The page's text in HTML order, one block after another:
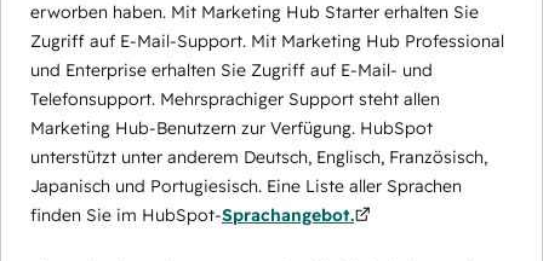
erworben haben. Mit Marketing Hub Starter erhalten Sie
Zugriff auf E-Mail-Support. Mit Marketing Hub Professional
und Enterprise erhalten Sie Zugriff auf E-Mail- und
Telefonsupport. Mehrsprachiger Support steht allen
Marketing Hub-Benutzern zur Verfügung. HubSpot
unterstützt unter anderem Deutsch, Englisch, Französisch,
Japanisch und Portugiesisch. Eine Liste aller Sprachen
finden Sie im HubSpot-Sprachangebot.